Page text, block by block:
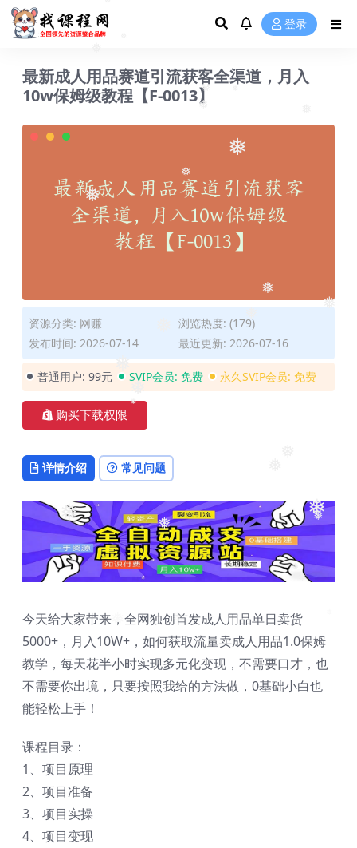
❅
❅
❅
❅
❅
❅
❅
❅
❅
❅
❅
❅
❅ ❅
❅
❅
❅
❅
登录
最新成人用品赛道引流获客全渠道，月入
10w保姆级教程【F-0013】
资源分类: 网赚
浏览热度: (179)
发布时间: 2026-07-14
最近更新: 2026-07-16
普通用户: 99元 SVIP会员: 免费 永久SVIP会员: 免费
购买下载权限
详情介绍 常见问题
今天给大家带来，全网独创首发成人用品单日卖货
5000+，月入10W+，如何获取流量卖成人用品1.0保姆
教学，每天花半小时实现多元化变现，不需要口才，也
不需要你出境，只要按照我给的方法做，0基础小白也
能轻松上手！
课程目录：
1、项目原理
2、项目准备
3、项目实操
4、项目变现